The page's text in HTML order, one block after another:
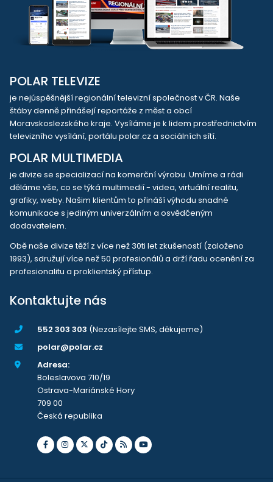
POLAR TELEVIZE
je nejúspěšnější regionální televizní společnost v ČR. Naše
štáby denně přinášejí reportáže z měst a obcí
Moravskoslezského kraje. Vysíláme je k lidem prostřednictvím
televizního vysílání, portálu polar.cz a sociálních sítí.
POLAR MULTIMEDIA
je divize se specializací na komerční výrobu. Umíme a rádi
děláme vše, co se týká multimedií - videa, virtuální realitu,
grafiky, weby. Našim klientům to přináší výhodu snadné
komunikace s jediným univerzálním a osvědčeným
dodavatelem.
Obě naše divize těží z více než 30ti let zkušeností (založeno
1993), sdružují více než 50 profesionálů a drží řadu ocenění za
profesionalitu a proklientský přístup.
Kontaktujte nás
552 303 303 (Nezasílejte SMS, děkujeme)
polar@polar.cz
Adresa:
Boleslavova 710/19
Ostrava-Mariánské Hory
709 00
Česká republika